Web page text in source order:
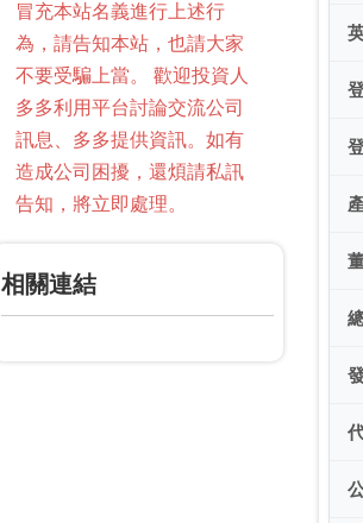
冒充本站名義進行上述行
為，請告知本站，也請大家
不要受騙上當。 歡迎投資人
多多利用平台討論交流公司
訊息、多多提供資訊。如有
造成公司困擾，還煩請私訊
告知，將立即處理。
相關連結